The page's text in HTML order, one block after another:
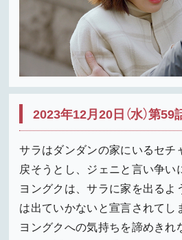
2023年12月20日（水）第59
サラはダンダンの家にいるセチ
戻そうとし、ジェニと言い争い
ヨングクは、サラに家を出るよ
は出ていかないと宣言されてし
ヨングクへの気持ちを諦めきれ